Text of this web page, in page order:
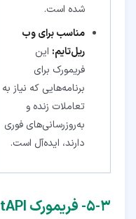
شده است.
مناسب برای وب
ریل‌تایم: این
فریمورک برای
برنامه‌هایی که نیاز به
تعاملات زنده و
به‌روزرسانی‌های فوری
دارند، ایده‌آل است.
۳‏-‏۵‏- فریمورک FastAPI